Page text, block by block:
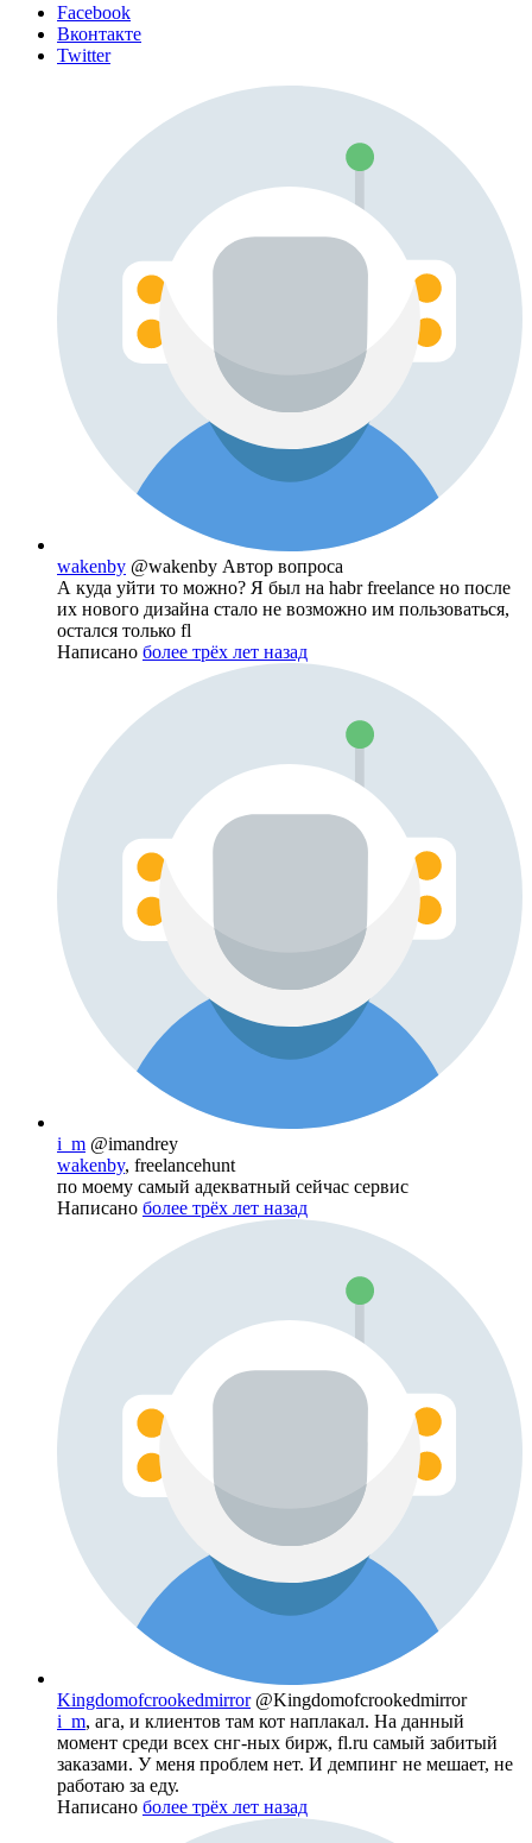
Facebook
Вконтакте
Twitter
wakenby @wakenby Автор вопроса
А куда уйти то можно? Я был на habr freelance но после
их нового дизайна стало не возможно им пользоваться,
остался только fl
Написано более трёх лет назад
i_m @imandrey
wakenby, freelancehunt
по моему самый адекватный сейчас сервис
Написано более трёх лет назад
Kingdomofcrookedmirror @Kingdomofcrookedmirror
i_m, ага, и клиентов там кот наплакал. На данный
момент среди всех снг-ных бирж, fl.ru самый забитый
заказами. У меня проблем нет. И демпинг не мешает, не
работаю за еду.
Написано более трёх лет назад